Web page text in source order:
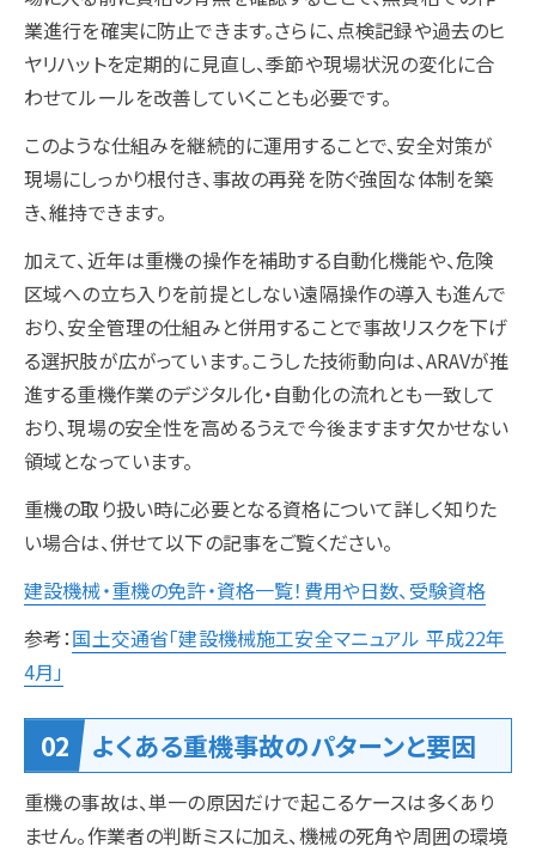
業進行を確実に防止できます。さらに、点検記録や過去のヒ
ヤリハットを定期的に見直し、季節や現場状況の変化に合
わせてルールを改善していくことも必要です。
このような仕組みを継続的に運用することで、安全対策が
現場にしっかり根付き、事故の再発を防ぐ強固な体制を築
き、維持できます。
加えて、近年は重機の操作を補助する自動化機能や、危険
区域への立ち入りを前提としない遠隔操作の導入も進んで
おり、安全管理の仕組みと併用することで事故リスクを下げ
る選択肢が広がっています。こうした技術動向は、ARAVが推
進する重機作業のデジタル化・自動化の流れとも一致して
おり、現場の安全性を高めるうえで今後ますます欠かせない
領域となっています。
重機の取り扱い時に必要となる資格について詳しく知りた
い場合は、併せて以下の記事をご覧ください。
建設機械・重機の免許・資格一覧！費用や日数、受験資格
参考：国土交通省「建設機械施工安全マニュアル 平成22年
4月」
よくある重機事故のパターンと要因
重機の事故は、単一の原因だけで起こるケースは多くあり
ません。作業者の判断ミスに加え、機械の死角や周囲の環境